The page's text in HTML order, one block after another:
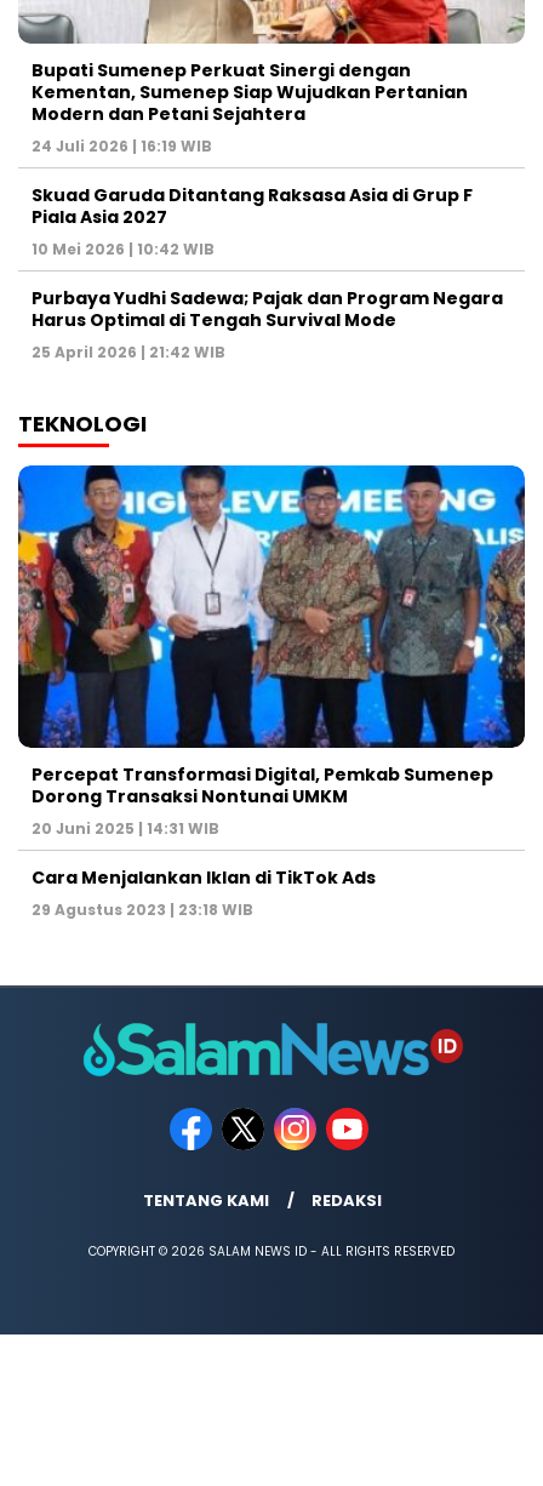
Bupati Sumenep Perkuat Sinergi dengan
Kementan, Sumenep Siap Wujudkan Pertanian
Modern dan Petani Sejahtera
24 Juli 2026 | 16:19 WIB
Skuad Garuda Ditantang Raksasa Asia di Grup F
Piala Asia 2027
10 Mei 2026 | 10:42 WIB
Purbaya Yudhi Sadewa; Pajak dan Program Negara
Harus Optimal di Tengah Survival Mode
25 April 2026 | 21:42 WIB
TEKNOLOGI
Percepat Transformasi Digital, Pemkab Sumenep
Dorong Transaksi Nontunai UMKM
20 Juni 2025 | 14:31 WIB
Cara Menjalankan Iklan di TikTok Ads
29 Agustus 2023 | 23:18 WIB
TENTANG KAMI REDAKSI
COPYRIGHT © 2026 SALAM NEWS ID - ALL RIGHTS RESERVED